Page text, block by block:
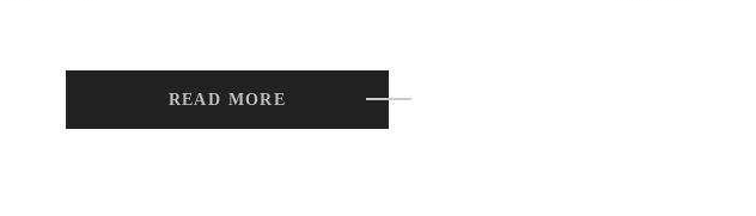
READ MORE